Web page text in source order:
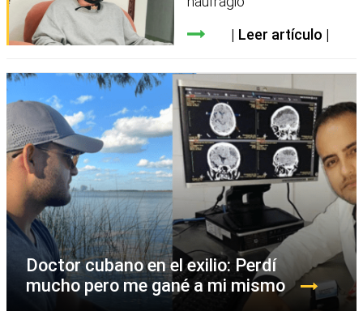
Leer artículo
Doctor cubano en el exilio: Perdí
mucho pero me gané a mi mismo